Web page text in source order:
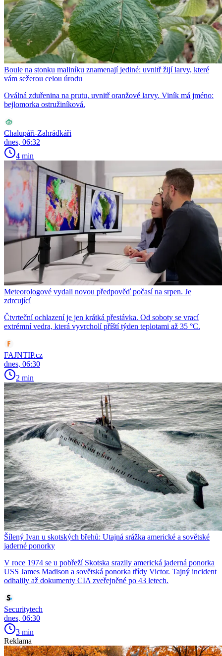
Boule na stonku maliníku znamenají jediné: uvnitř žijí larvy, které
vám sežerou celou úrodu
Oválná zduřenina na prutu, uvnitř oranžové larvy. Viník má jméno:
bejlomorka ostružiníková.
Chalupáři-Zahrádkáři
dnes, 06:32
4 min
Meteorologové vydali novou předpověď počasí na srpen. Je
zdrcující
Čtvrteční ochlazení je jen krátká přestávka. Od soboty se vrací
extrémní vedra, která vyvrcholí příští týden teplotami až 35 °C.
FAJNTIP.cz
dnes, 06:30
2 min
Šílený Ivan u skotských břehů: Utajná srážka americké a sovětské
jaderné ponorky
V roce 1974 se u pobřeží Skotska srazily americká jaderná ponorka
USS James Madison a sovětská ponorka třídy Victor. Tajný incident
odhalily až dokumenty CIA zveřejněné po 43 letech.
Securitytech
dnes, 06:30
3 min
Reklama